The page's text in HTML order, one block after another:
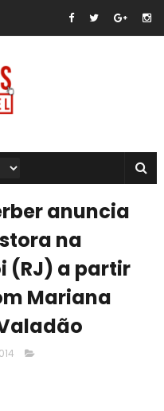
anuncia
na
(RJ) a partir
Mariana